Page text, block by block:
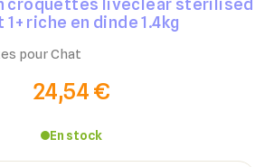
croquettes liveclear sterilised
1+ riche en dinde 1.4kg
pour Chat
24,54 €
En stock